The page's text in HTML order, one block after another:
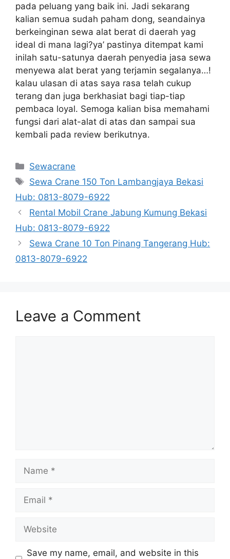
pada peluang yang baik ini. Jadi sekarang
kalian semua sudah paham dong, seandainya
berkeinginan sewa alat berat di daerah yag
ideal di mana lagi?ya’ pastinya ditempat kami
inilah satu-satunya daerah penyedia jasa sewa
menyewa alat berat yang terjamin segalanya…!
kalau ulasan di atas saya rasa telah cukup
terang dan juga berkhasiat bagi tiap-tiap
pembaca loyal. Semoga kalian bisa memahami
fungsi dari alat-alat di atas dan sampai sua
kembali pada review berikutnya.
Categories
Sewacrane
Tags
Sewa Crane 150 Ton Lambangjaya Bekasi
Hub: 0813-8079-6922
Rental Mobil Crane Jabung Kumung Bekasi
Hub: 0813-8079-6922
Sewa Crane 10 Ton Pinang Tangerang Hub:
0813-8079-6922
Leave a Comment
Save my name, email, and website in this